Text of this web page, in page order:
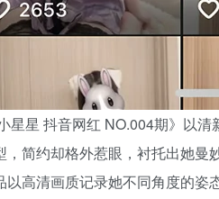
小星星 抖音网红 NO.004期》以
，简约却格外惹眼，衬托出她曼
以高清画质记录她不同角度的姿